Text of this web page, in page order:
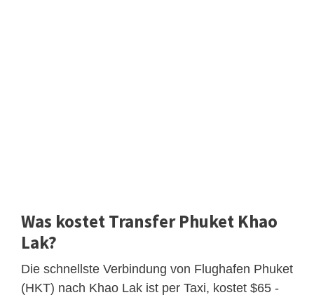
Was kostet Transfer Phuket Khao
Lak?
Die schnellste Verbindung von Flughafen Phuket
(HKT) nach Khao Lak ist per Taxi, kostet $65 -